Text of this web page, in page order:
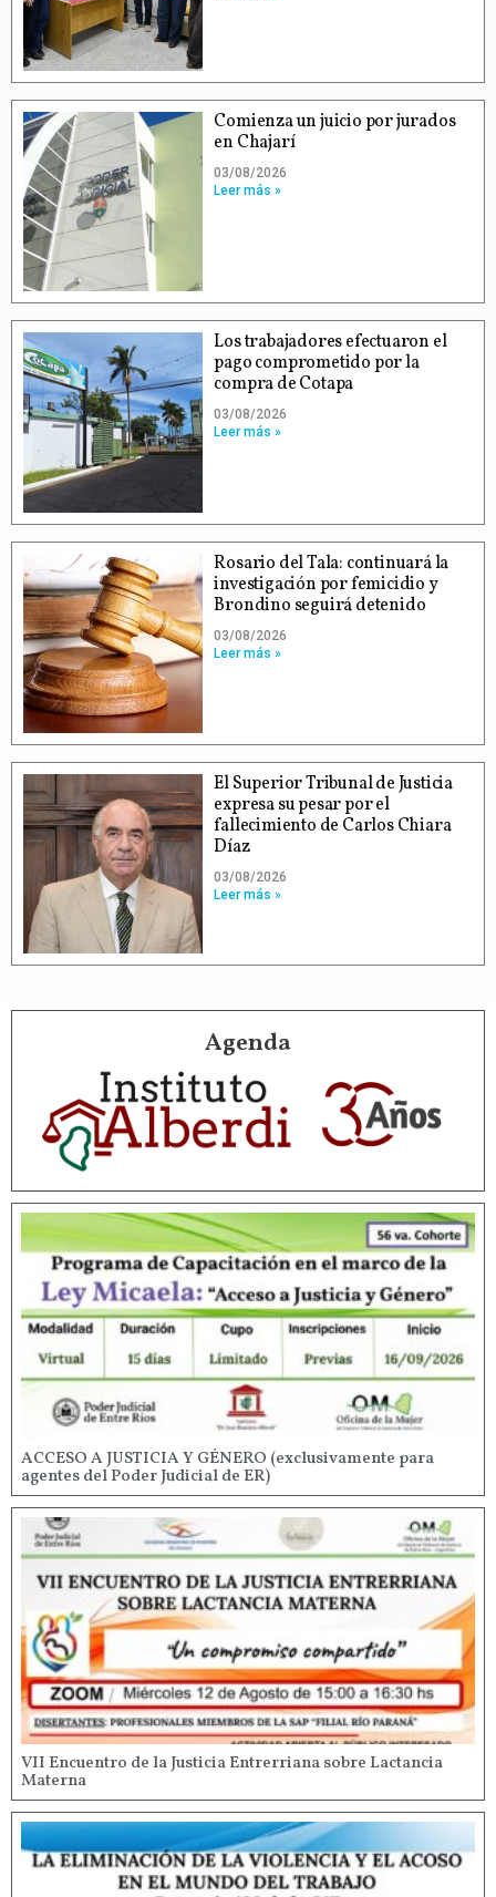
Comienza un juicio por jurados
en Chajarí
03/08/2026
Leer más »
Los trabajadores efectuaron el
pago comprometido por la
compra de Cotapa
03/08/2026
Leer más »
Rosario del Tala: continuará la
investigación por femicidio y
Brondino seguirá detenido
03/08/2026
Leer más »
El Superior Tribunal de Justicia
expresa su pesar por el
fallecimiento de Carlos Chiara
Díaz
03/08/2026
Leer más »
Agenda
ACCESO A JUSTICIA Y GÉNERO (exclusivamente para
agentes del Poder Judicial de ER)
VII Encuentro de la Justicia Entrerriana sobre Lactancia
Materna